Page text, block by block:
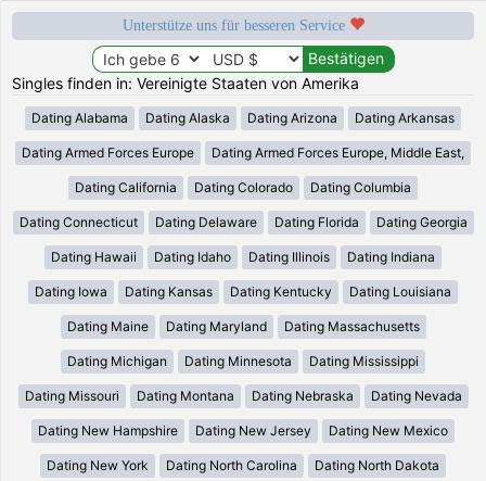
Unterstütze uns für besseren Service
Singles finden in: Vereinigte Staaten von Amerika
Dating Alabama Dating Alaska Dating Arizona Dating Arkansas
Dating Armed Forces Europe Dating Armed Forces Europe, Middle East,
Dating California Dating Colorado Dating Columbia
Dating Connecticut Dating Delaware Dating Florida Dating Georgia
Dating Hawaii Dating Idaho Dating Illinois Dating Indiana
Dating Iowa Dating Kansas Dating Kentucky Dating Louisiana
Dating Maine Dating Maryland Dating Massachusetts
Dating Michigan Dating Minnesota Dating Mississippi
Dating Missouri Dating Montana Dating Nebraska Dating Nevada
Dating New Hampshire Dating New Jersey Dating New Mexico
Dating New York Dating North Carolina Dating North Dakota